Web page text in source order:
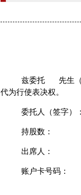
兹委托 先生
代为行使表决权。
委托人（签字）：
持股数：
出席人：
账户卡号码：